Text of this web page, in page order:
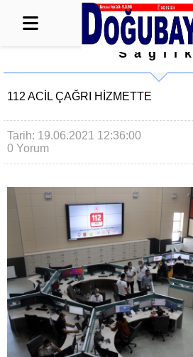
Sağlık
112 ACİL ÇAĞRI HİZMETTE
Tarih: 19.06.2021 12:36:00
0 Yorum